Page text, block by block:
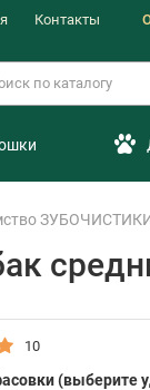
Контакты
ЗУБОЧИСТИКИ
10
(выберите